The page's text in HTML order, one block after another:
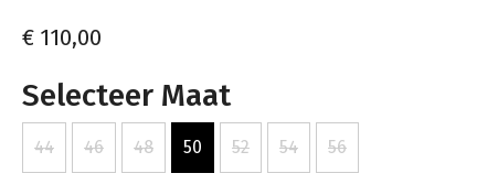
€ 110,00
Selecteer Maat
44 46 48 50 52 54 56